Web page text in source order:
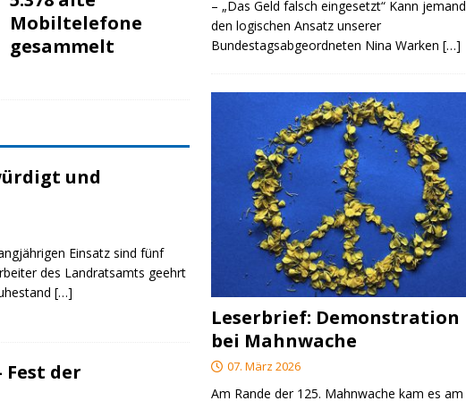
Mobiltelefone
gesammelt
und
Einsatz sind fünf
des Landratsamts geehrt
[…]
Fest der
– „Das Geld falsch eingesetzt“ Kann jemand
den logischen Ansatz unserer
Bundestagsabgeordneten Nina Warken[…]
Leserbrief: Demonstration
bei Mahnwache
07. März 2026
Am Rande der 125. Mahnwache kam es am